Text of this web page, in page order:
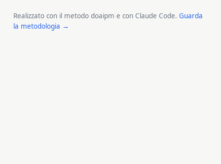
Realizzato con il metodo doaipm e con Claude Code. Guarda
la metodologia →